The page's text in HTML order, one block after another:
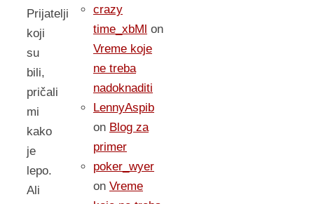
Prijatelji
koji
su
bili,
pričali
mi
kako
je
lepo.
Ali
crazy
time_xbMl on
Vreme koje
ne treba
nadoknaditi
LennyAspib
on Blog za
primer
poker_wyer
on Vreme